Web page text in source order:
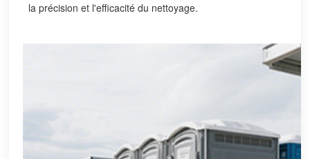
la précision et l'efficacité du nettoyage.